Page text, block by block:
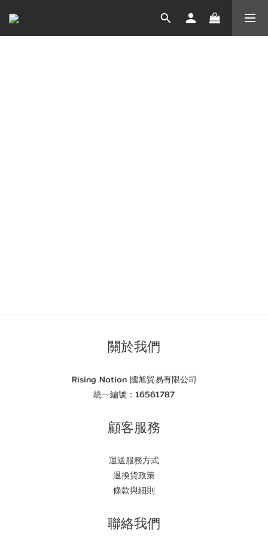
關於我們
Rising Nation 國旭貿易有限公司
統一編號：16561787
顧客服務
運送服務方式
退換貨政策
條款與細則
聯絡我們